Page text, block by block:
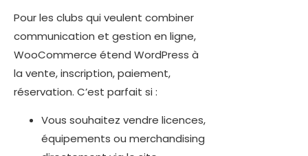
Pour les clubs qui veulent combiner
communication et gestion en ligne,
WooCommerce étend WordPress à
la vente, inscription, paiement,
réservation. C’est parfait si :
Vous souhaitez vendre licences,
équipements ou merchandising